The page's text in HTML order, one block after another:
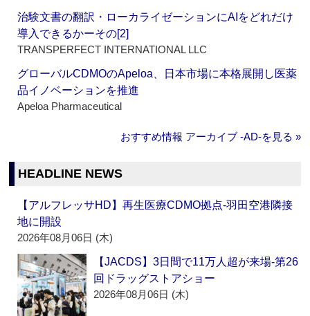
治験文書の翻訳・ローカライゼーションにAIをどれだけ
導入できるかーその[2]
TRANSPERFECT INTERNATIONAL LLC
グローバルCDMOのApeloa、日本市場に本格展開し医薬
品イノベーションを推進
Apeloa Pharmaceutical
おすすめ情報 アーカイブ ‐AD‐を見る »
HEADLINE NEWS
【アルフレッサHD】再生医療CDMO拠点‐羽田空港隣接
地に開設
2026年08月06日 (木)
【JACDS】3日間で11万人超が来場‐第26
回ドラッグストアショー
2026年08月06日 (木)